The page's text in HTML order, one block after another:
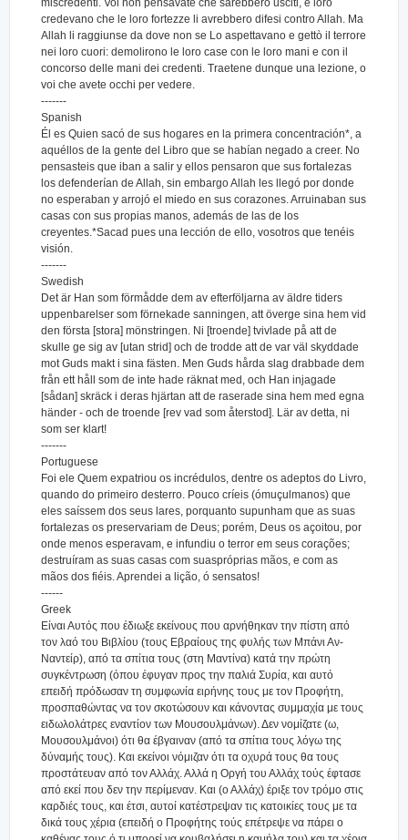
miscredenti. Voi non pensavate che sarebbero usciti, e loro
credevano che le loro fortezze li avrebbero difesi contro Allah. Ma
Allah li raggiunse da dove non se Lo aspettavano e gettò il terrore
nei loro cuori: demolirono le loro case con le loro mani e con il
concorso delle mani dei credenti. Traetene dunque una lezione, o
voi che avete occhi per vedere.
-------
Spanish
Él es Quien sacó de sus hogares en la primera concentración*, a
aquéllos de la gente del Libro que se habían negado a creer. No
pensasteis que iban a salir y ellos pensaron que sus fortalezas
los defenderían de Allah, sin embargo Allah les llegó por donde
no esperaban y arrojó el miedo en sus corazones. Arruinaban sus
casas con sus propias manos, además de las de los
creyentes.*Sacad pues una lección de ello, vosotros que tenéis
visión.
-------
Swedish
Det är Han som förmådde dem av efterföljarna av äldre tiders
uppenbarelser som förnekade sanningen, att överge sina hem vid
den första [stora] mönstringen. Ni [troende] tvivlade på att de
skulle ge sig av [utan strid] och de trodde att de var väl skyddade
mot Guds makt i sina fästen. Men Guds hårda slag drabbade dem
från ett håll som de inte hade räknat med, och Han injagade
[sådan] skräck i deras hjärtan att de raserade sina hem med egna
händer - och de troende [rev vad som återstod]. Lär av detta, ni
som ser klart!
-------
Portuguese
Foi ele Quem expatriou os incrédulos, dentre os adeptos do Livro,
quando do primeiro desterro. Pouco críeis (ómuçulmanos) que
eles saíssem dos seus lares, porquanto supunham que as suas
fortalezas os preservariam de Deus; porém, Deus os açoitou, por
onde menos esperavam, e infundiu o terror em seus corações;
destruíram as suas casas com suaspróprias mãos, e com as
mãos dos fiéis. Aprendei a lição, ó sensatos!
------
Greek
Είναι Αυτός που έδιωξε εκείνους που αρνήθηκαν την πίστη από
τον λαό του Βιβλίου (τους Εβραίους της φυλής των Μπάνι Αν-
Ναντείρ), από τα σπίτια τους (στη Μαντίνα) κατά την πρώτη
συγκέντρωση (όπου έφυγαν προς την παλιά Συρία, και αυτό
επειδή πρόδωσαν τη συμφωνία ειρήνης τους με τον Προφήτη,
προσπαθώντας να τον σκοτώσουν και κάνοντας συμμαχία με τους
ειδωλολάτρες εναντίον των Μουσουλμάνων). Δεν νομίζατε (ω,
Μουσουλμάνοι) ότι θα έβγαιναν (από τα σπίτια τους λόγω της
δύναμής τους). Και εκείνοι νόμιζαν ότι τα οχυρά τους θα τους
προστάτευαν από τον Αλλάχ. Αλλά η Οργή του Αλλάχ τούς έφτασε
από εκεί που δεν την περίμεναν. Και (ο Αλλάχ) έριξε τον τρόμο στις
καρδιές τους, και έτσι, αυτοί κατέστρεψαν τις κατοικίες τους με τα
δικά τους χέρια (επειδή ο Προφήτης τούς επέτρεψε να πάρει ο